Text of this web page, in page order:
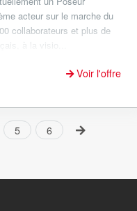
acteur sur le marche du
collaborateurs et plus de
à la visio...
Voir l'offre
5 6